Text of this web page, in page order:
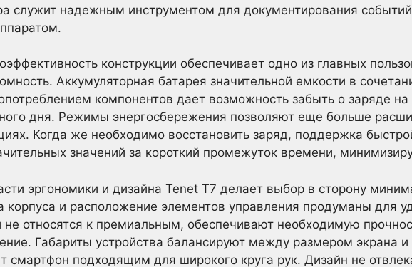
служит надежным инструментом для документирования
конструкции обеспечивает одно из главных
Аккумуляторная батарея значительной емкости в
компонентов дает возможность забыть о заряде
дня. Режимы энергосбережения позволяют еще больше
Когда же необходимо восстановить заряд, поддержка
значений за короткий промежуток времени,
эргономики и дизайна Tenet T7 делает выбор в сторону
корпуса и расположение элементов управления продуманы для
не относятся к премиальным, обеспечивают необходимую
Габариты устройства балансируют между размером экрана и
смартфон подходящим для широкого круга рук. Дизайн не